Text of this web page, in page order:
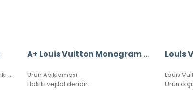
Louis Vuitton Pallas Wallet, 100% hakiki deri, Piton deri kapaklı bayan cüzdan. Portatif zinciri sayesinde gece çantası clutch olarak veya cüzdan olarak kullanılabilir. Seri numaralı, kutulu, toz torbalı, sertifikalı.
A+ Louis Vuitton Monogram Bandouliere Speedy 30’Luk Vejital Deri (LV33)
Ürün Açıklaması
Hakiki vejital deridir.
Ürün